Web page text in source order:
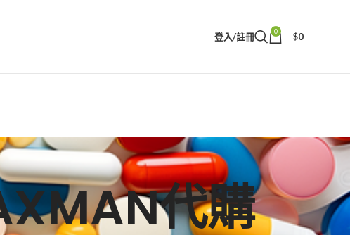
登入/註冊 0 $0
代購